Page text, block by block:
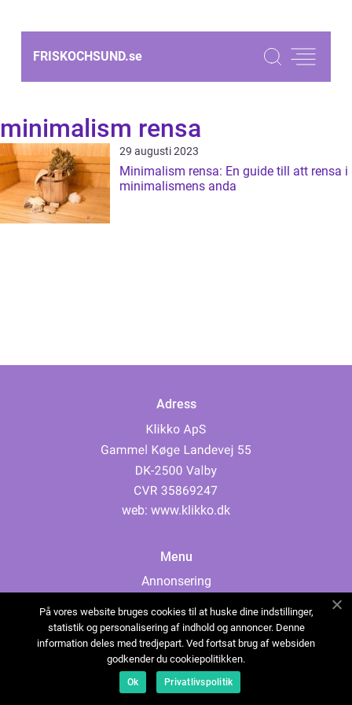
FRISKOCHSUND.se
minimalism rensa
29 augusti 2023
Minimalism rensa: En guide till att rensa i
minimalismens anda
Adress
web: www.klikko.dk
Menu
Annonsering
Cookies
Kontakta oss
Sitemap
På vores website bruges cookies til at huske dine indstillinger,
statistik og personalisering af indhold og annoncer. Denne
information deles med tredjepart. Ved fortsat brug af websiden
godkender du cookiepolitikken.
Ok Privatlivspolitik